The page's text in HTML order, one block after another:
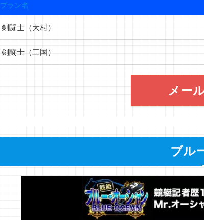
プラン名
剣闘士（大村）
剣闘士（三国）
メー
ブル